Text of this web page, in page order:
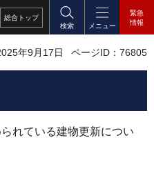
総合 トップ
検索
メニュー
緊急
情報
年9月17日 ページID：76805
れている建物更新につい